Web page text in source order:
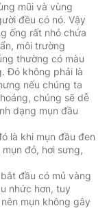
mũi và vùng
đều có nó. Vậy
ống rất nhỏ chứa
môi trường
thường có màu
Đó không phải là
nếu chúng ta
chúng sẽ dễ
dạng mụn đầu
là khi mụn đầu đen
đỏ, hơi sưng,
đầu có mủ vàng
nhức hơn, tuy
mụn không gây